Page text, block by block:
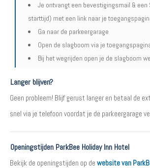
Je ontvangt een bevestigingsmail & een
starttijd) met een link naar je
Ga naar de parkeergarage
Open de slagboom via je
Bij het wegrijden open je de slagboom
Langer blijven?
Geen probleem! Blijf gerust langer en betaal de
snel via je telefoon voordat je de parkeergarage
Openingstijden ParkBee Holiday Inn Hotel
Bekijk de openingstijden op de website van